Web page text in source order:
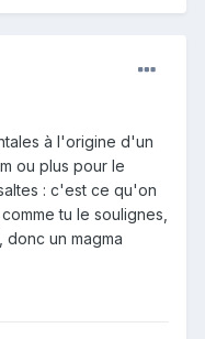
à l'origine d'un
ou plus pour le
: c'est ce qu'on
tu le soulignes,
un magma